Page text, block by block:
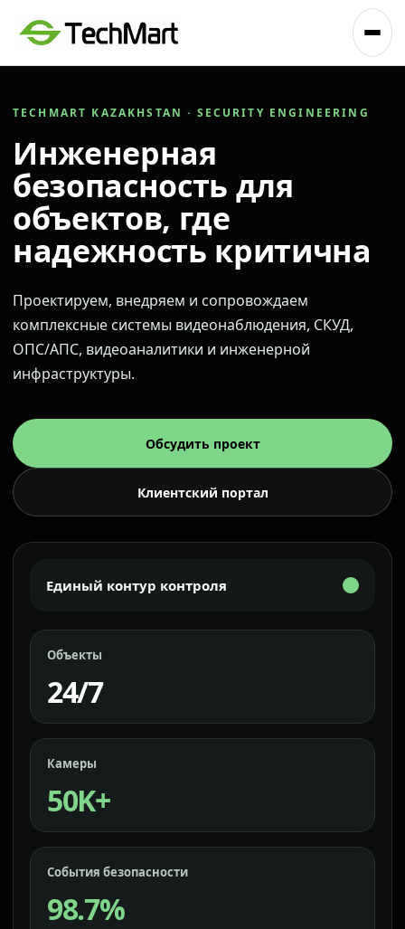
TECHMART KAZAKHSTAN · SECURITY ENGINEERING
Инженерная
безопасность для
объектов, где
надежность критична
Проектируем, внедряем и сопровождаем
комплексные системы видеонаблюдения, СКУД,
ОПС/АПС, видеоаналитики и инженерной
инфраструктуры.
Обсудить проект
Клиентский портал
Единый контур контроля
Объекты
24/7
Камеры
50K+
События безопасности
98.7%